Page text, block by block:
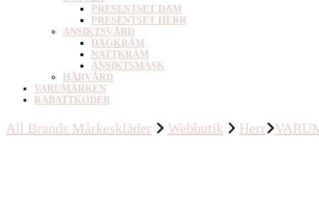
PRESENTSET DAM
PRESENTSET HERR
ANSIKTSVÅRD
DAGKRÄM
NATTKRÄM
ANSIKTSMASK
HÅRVÅRD
VARUMÄRKEN
RABATTKODER
All Brands Mårkeskläder Webbutik Herr